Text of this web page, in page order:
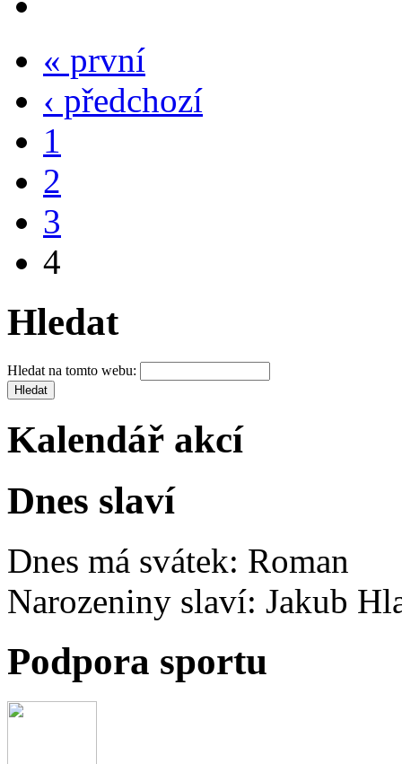
« první
‹ předchozí
1
2
3
4
Hledat
Hledat na tomto webu:
Kalendář akcí
Dnes slaví
Dnes má svátek: Roman
Narozeniny slaví: Jakub
Podpora sportu